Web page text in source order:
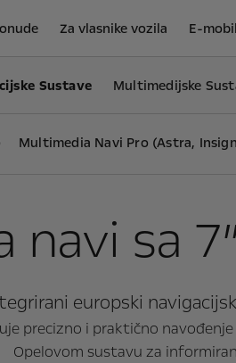
Za vlasnike vozila E-
Sustave Multimedijske
Multimedia Navi Pro (Astra,
navi sa
europski
precizno i praktično
Opelovom sustavu za